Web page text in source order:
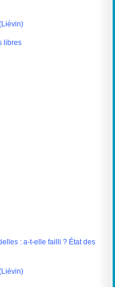
libres
: a-t-elle failli ? État des